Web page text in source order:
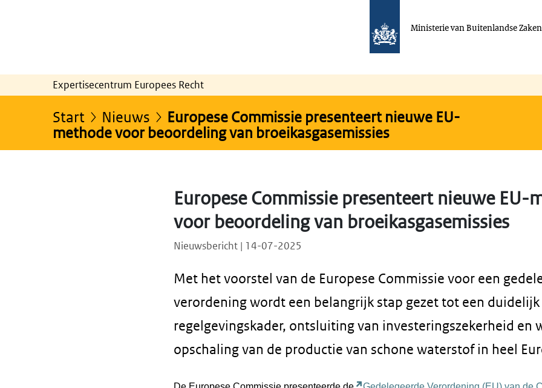
Ministerie van Buitenlandse Zaken
Expertisecentrum Europees Recht
Start Nieuws
Europese Commissie presenteert nieuwe EU-
methode voor beoordeling van broeikasgasemissies
Europese Commissie presenteert nieuwe EU-
voor beoordeling van broeikasgasemissies
Nieuwsbericht | 14-07-2025
Met het voorstel van de Europese Commissie voor een
verordening wordt een belangrijk stap gezet tot een duidelijk
regelgevingskader, ontsluiting van investeringszekerheid en
opschaling van de productie van schone waterstof in heel